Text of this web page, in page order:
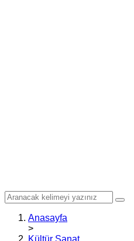
Anasayfa
>
Kültür Sanat